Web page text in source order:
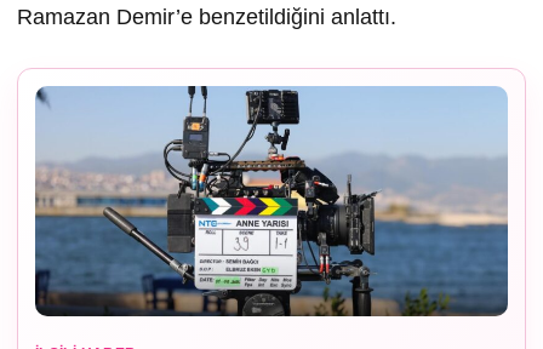
Ramazan Demir’e benzetildiğini anlattı.